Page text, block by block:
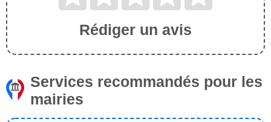
Rédiger un avis
Services recommandés pour les
mairies